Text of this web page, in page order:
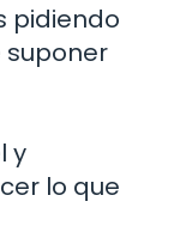
pidiendo
y
lo que